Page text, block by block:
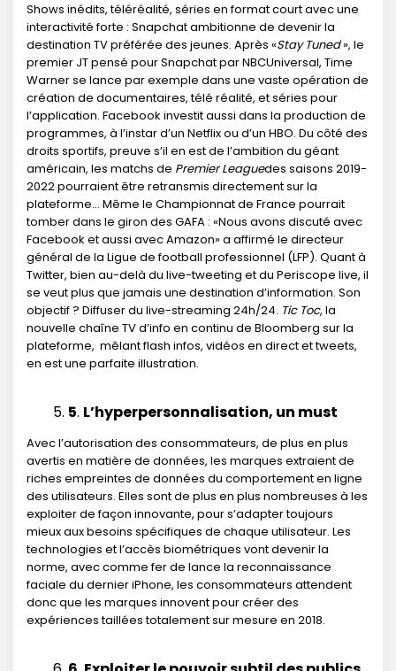
Shows inédits, téléréalité, séries en format court avec une
interactivité forte : Snapchat ambitionne de devenir la
destination TV préférée des jeunes. Après «Stay Tuned», le
premier JT pensé pour Snapchat par NBCUniversal, Time
Warner se lance par exemple dans une vaste opération de
création de documentaires, télé réalité, et séries pour
l’application. Facebook investit aussi dans la production de
programmes, à l’instar d’un Netflix ou d’un HBO. Du côté des
droits sportifs, preuve s’il en est de l’ambition du géant
américain, les matchs de Premier Leaguedes saisons 2019-
2022 pourraient être retransmis directement sur la
plateforme… Même le Championnat de France pourrait
tomber dans le giron des GAFA : «Nous avons discuté avec
Facebook et aussi avec Amazon» a affirmé le directeur
général de la Ligue de football professionnel (LFP). Quant à
Twitter, bien au-delà du live-tweeting et du Periscope live, il
se veut plus que jamais une destination d’information. Son
objectif ? Diffuser du live-streaming 24h/24. Tic Toc, la
nouvelle chaîne TV d’info en continu de Bloomberg sur la
plateforme, mêlant flash infos, vidéos en direct et tweets,
en est une parfaite illustration.
5. L’hyperpersonnalisation, un must
Avec l’autorisation des consommateurs, de plus en plus
avertis en matière de données, les marques extraient de
riches empreintes de données du comportement en ligne
des utilisateurs. Elles sont de plus en plus nombreuses à les
exploiter de façon innovante, pour s’adapter toujours
mieux aux besoins spécifiques de chaque utilisateur. Les
technologies et l’accès biométriques vont devenir la
norme, avec comme fer de lance la reconnaissance
faciale du dernier iPhone, les consommateurs attendent
donc que les marques innovent pour créer des
expériences taillées totalement sur mesure en 2018.